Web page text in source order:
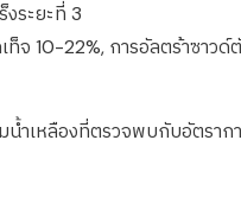
งระยะที่ 3
จ 10-22%, การอัลตร้าซาว
ำเหลืองที่ตรวจพบกับอัตราก